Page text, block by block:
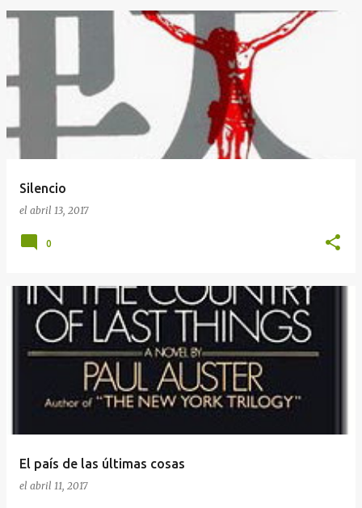
Silencio
el abril 13, 2017
0
El país de las últimas cosas
el abril 11, 2017